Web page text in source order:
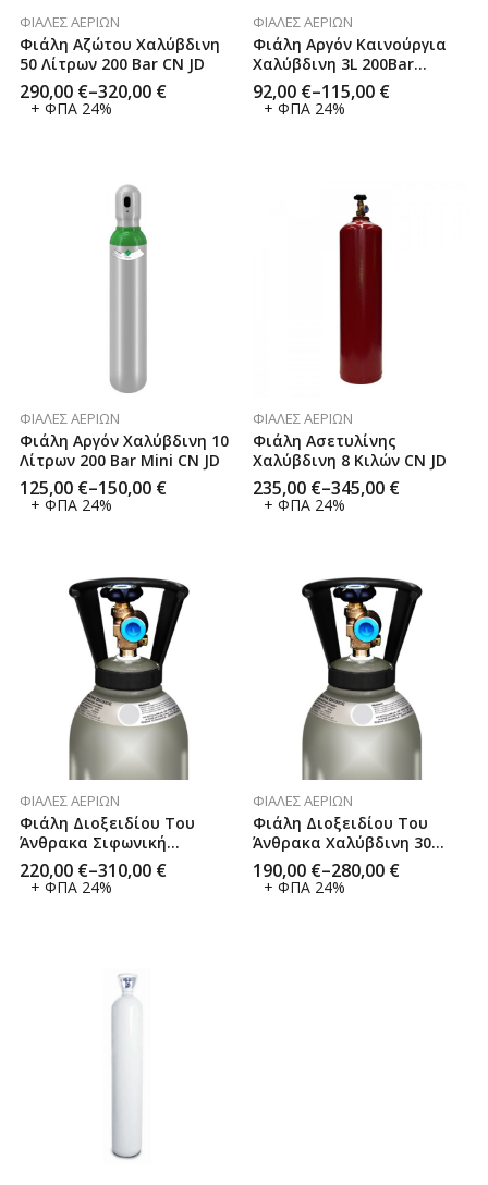
ΦΙΆΛΕΣ ΑΕΡΊΩΝ
Φιάλη Αζώτου Χαλύβδινη
50 Λίτρων 200 Bar CN JD
290,00 €–320,00 €
+ ΦΠΑ 24%
ΦΙΆΛΕΣ ΑΕΡΊΩΝ
Φιάλη Αργόν Καινούργια
Χαλύβδινη 3L 200Bar
(Γεμάτη) CN JD
92,00 €–115,00 €
+ ΦΠΑ 24%
ΦΙΆΛΕΣ ΑΕΡΊΩΝ
Φιάλη Αργόν Χαλύβδινη 10
Λίτρων 200 Bar Mini CN JD
125,00 €–150,00 €
+ ΦΠΑ 24%
ΦΙΆΛΕΣ ΑΕΡΊΩΝ
Φιάλη Ασετυλίνης
Χαλύβδινη 8 Κιλών CN JD
235,00 €–345,00 €
+ ΦΠΑ 24%
ΦΙΆΛΕΣ ΑΕΡΊΩΝ
Φιάλη Διοξειδίου Του
Άνθρακα Σιφωνική
Χαλύβδινη 30 Κιλών CN JD
220,00 €–310,00 €
+ ΦΠΑ 24%
ΦΙΆΛΕΣ ΑΕΡΊΩΝ
Φιάλη Διοξειδίου Του
Άνθρακα Χαλύβδινη 30
Κιλών CN JD
190,00 €–280,00 €
+ ΦΠΑ 24%